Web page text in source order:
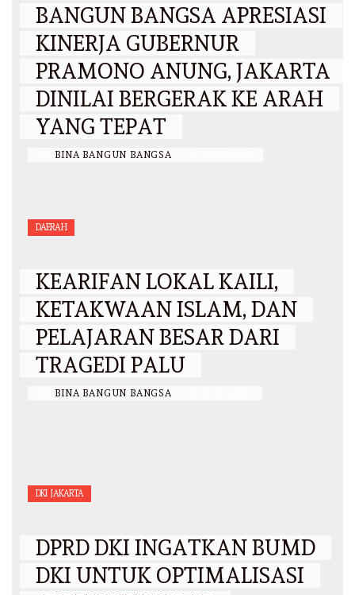
BANGUN BANGSA APRESIASI
KINERJA GUBERNUR
PRAMONO ANUNG, JAKARTA
DINILAI BERGERAK KE ARAH
YANG TEPAT
BINA BANGUN BANGSA
DAERAH
KEARIFAN LOKAL KAILI,
KETAKWAAN ISLAM, DAN
PELAJARAN BESAR DARI
TRAGEDI PALU
BINA BANGUN BANGSA
DKI JAKARTA
DPRD DKI INGATKAN BUMD
DKI UNTUK OPTIMALISASI